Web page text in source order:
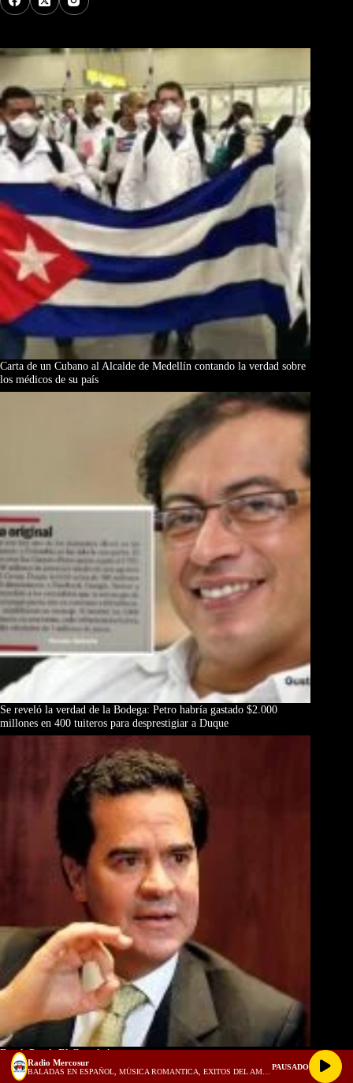
Carta de un Cubano al Alcalde de Medellín contando la verdad sobre
los médicos de su país
Se reveló la verdad de la Bodega: Petro habría gastado $2.000
millones en 400 tuiteros para desprestigiar a Duque
Frank Pearl, El Camaleón
Radio Mercosur
BALADAS EN ESPAÑOL, MÚSICA ROMANTICA, EXITOS DEL AMOR, 1980, 1990, 2000 - 1 HORA PARA ENAMORADOS! (128 kbps)
PAUSADO